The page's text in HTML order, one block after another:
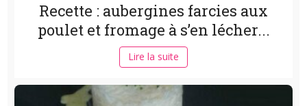
Recette : aubergines farcies aux
poulet et fromage à s’en lécher...
Lire la suite